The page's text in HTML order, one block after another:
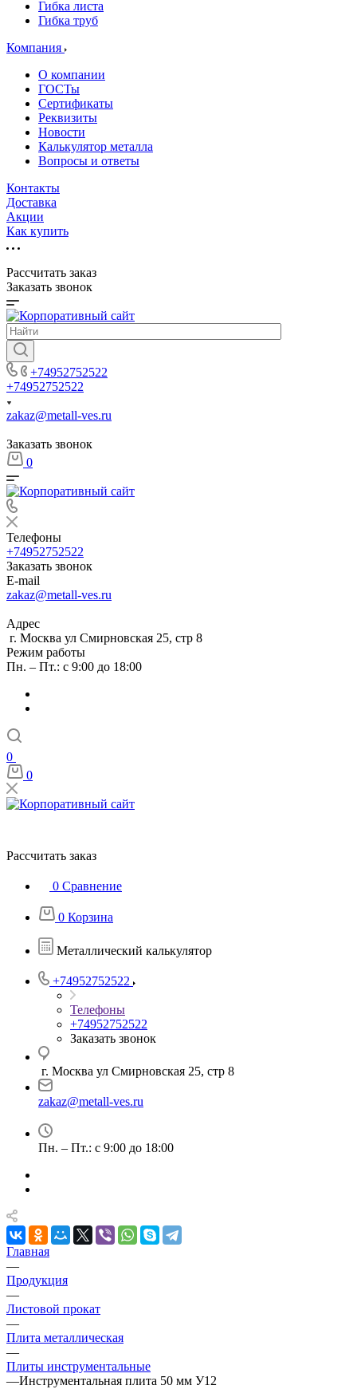
Гибка листа
Гибка труб
Компания
О компании
ГОСТы
Сертификаты
Реквизиты
Новости
Калькулятор металла
Вопросы и ответы
Контакты
Доставка
Акции
Как купить
Рассчитать заказ
Заказать звонок
+74952752522
+74952752522
zakaz@metall-ves.ru
Заказать звонок
0
Телефоны
+74952752522
Заказать звонок
E-mail
zakaz@metall-ves.ru
Адрес
г. Москва ул Смирновская 25, стр 8
Режим работы
Пн. – Пт.: с 9:00 до 18:00
0
0
Рассчитать заказ
0 Сравнение
0 Корзина
Металлический калькулятор
+74952752522
Телефоны
+74952752522
Заказать звонок
г. Москва ул Смирновская 25, стр 8
zakaz@metall-ves.ru
Пн. – Пт.: с 9:00 до 18:00
Главная
—
Продукция
—
Листовой прокат
—
Плита металлическая
—
Плиты инструментальные
—Инструментальная плита 50 мм У12